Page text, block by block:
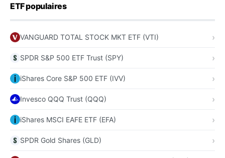
ETF populaires
VANGUARD TOTAL STOCK MKT ETF (VTI)
SPDR S&P 500 ETF Trust (SPY)
iShares Core S&P 500 ETF (IVV)
Invesco QQQ Trust (QQQ)
iShares MSCI EAFE ETF (EFA)
SPDR Gold Shares (GLD)